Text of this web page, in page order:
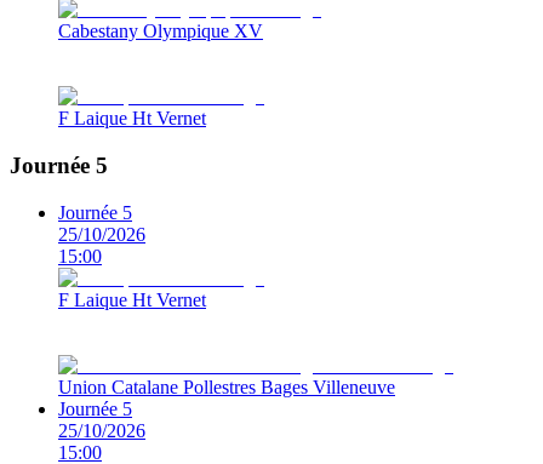
Cabestany Olympique XV
F Laique Ht Vernet
Journée 5
Journée 5
25/10/2026
15:00
F Laique Ht Vernet
Union Catalane Pollestres Bages Villeneuve
Journée 5
25/10/2026
15:00